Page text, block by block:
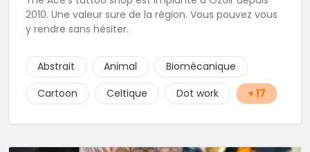
2010. Une valeur sure de la région. Vous pouvez vous
y rendre sans hésiter.
Abstrait Animal
Biomécanique
Cartoon
Celtique Dot work + 17